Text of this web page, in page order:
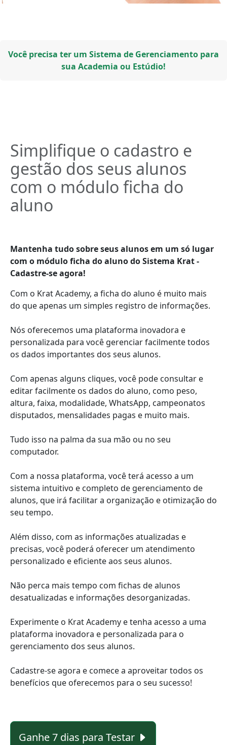
Você precisa ter um Sistema de Gerenciamento para
sua Academia ou Estúdio!
Simplifique o cadastro e
gestão dos seus alunos
com o módulo ficha do
aluno
Mantenha tudo sobre seus alunos em um só lugar
com o módulo ficha do aluno do Sistema Krat -
Cadastre-se agora!
Com o Krat Academy, a ficha do aluno é muito mais
do que apenas um simples registro de informações.
Nós oferecemos uma plataforma inovadora e
personalizada para você gerenciar facilmente todos
os dados importantes dos seus alunos.
Com apenas alguns cliques, você pode consultar e
editar facilmente os dados do aluno, como peso,
altura, faixa, modalidade, WhatsApp, campeonatos
disputados, mensalidades pagas e muito mais.
Tudo isso na palma da sua mão ou no seu
computador.
Com a nossa plataforma, você terá acesso a um
sistema intuitivo e completo de gerenciamento de
alunos, que irá facilitar a organização e otimização do
seu tempo.
Além disso, com as informações atualizadas e
precisas, você poderá oferecer um atendimento
personalizado e eficiente aos seus alunos.
Não perca mais tempo com fichas de alunos
desatualizadas e informações desorganizadas.
Experimente o Krat Academy e tenha acesso a uma
plataforma inovadora e personalizada para o
gerenciamento dos seus alunos.
Cadastre-se agora e comece a aproveitar todos os
benefícios que oferecemos para o seu sucesso!
Ganhe 7 dias para Testar